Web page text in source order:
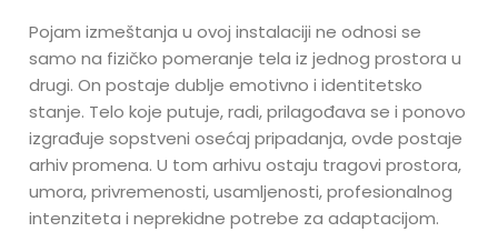
Pojam izmeštanja u ovoj instalaciji ne odnosi se
samo na fizičko pomeranje tela iz jednog prostora u
drugi. On postaje dublje emotivno i identitetsko
stanje. Telo koje putuje, radi, prilagođava se i ponovo
izgrađuje sopstveni osećaj pripadanja, ovde postaje
arhiv promena. U tom arhivu ostaju tragovi prostora,
umora, privremenosti, usamljenosti, profesionalnog
intenziteta i neprekidne potrebe za adaptacijom.